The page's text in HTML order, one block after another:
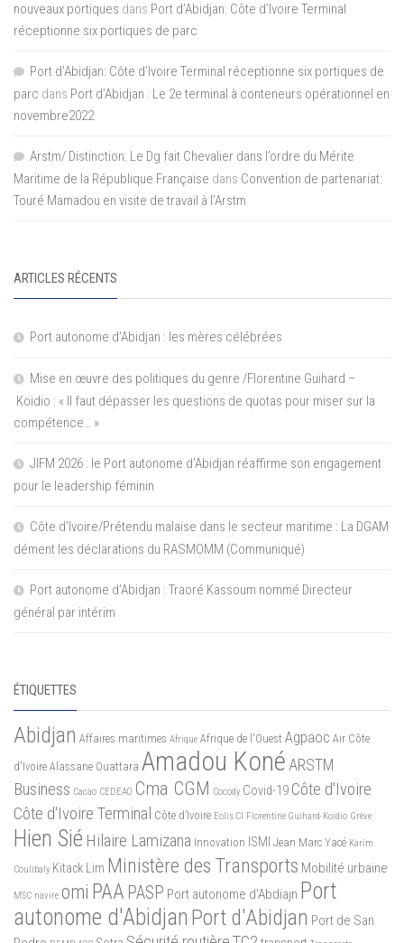
nouveaux portiques dans Port d’Abidjan: Côte d’Ivoire Terminal
réceptionne six portiques de parc
Port d'Abidjan: Côte d’Ivoire Terminal réceptionne six portiques de
parc dans Port d’Abidjan : Le 2e terminal à conteneurs opérationnel en
novembre2022
Arstm/ Distinction: Le Dg fait Chevalier dans l’ordre du Mérite
Maritime de la République Française dans Convention de partenariat:
Touré Mamadou en visite de travail à l’Arstm
ARTICLES RÉCENTS
Port autonome d’Abidjan : les mères célébrées
Mise en œuvre des politiques du genre /Florentine Guihard –
Koidio : « Il faut dépasser les questions de quotas pour miser sur la
compétence… »
JIFM 2026 : le Port autonome d’Abidjan réaffirme son engagement
pour le leadership féminin
Côte d’Ivoire/Prétendu malaise dans le secteur maritime : La DGAM
dément les déclarations du RASMOMM (Communiqué)
Port autonome d’Abidjan : Traoré Kassoum nommé Directeur
général par intérim
ÉTIQUETTES
Abidjan Affaires maritimes Afrique Afrique de l'Ouest Agpaoc Air Côte
d'Ivoire Alassane Ouattara Amadou Koné ARSTM
Business Cacao CEDEAO Cma CGM Cocody Covid-19 Côte d'Ivoire
Côte d'Ivoire Terminal Côte d’Ivoire Eolis CI Florentine Guihard-Koidio Grève
Hien Sié Hilaire Lamizana Innovation ISMI Jean Marc Yacé Karim
Coulibaly Kitack Lim Ministère des Transports Mobilité urbaine
MSC navire omi PAA PASP Port autonome d'Abdiajn Port
autonome d'Abidjan Port d'Abidjan Port de San